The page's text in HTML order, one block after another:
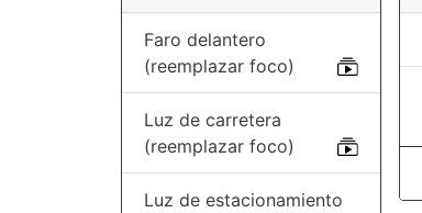
Faro delantero
(reemplazar foco)
Luz de carretera
(reemplazar foco)
Luz de estacionamiento